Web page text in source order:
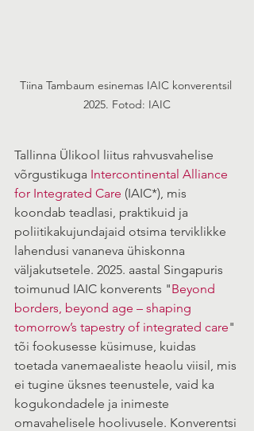
Tiina Tambaum esinemas IAIC konverentsil
2025. Fotod: IAIC
Tallinna Ülikool liitus rahvusvahelise
võrgustikuga Intercontinental Alliance
for Integrated Care (IAIC*), mis
koondab teadlasi, praktikuid ja
poliitikakujundajaid otsima terviklikke
lahendusi vananeva ühiskonna
väljakutsetele. 2025. aastal Singapuris
toimunud IAIC konverents "Beyond
borders, beyond age – shaping
tomorrow’s tapestry of integrated care"
tõi fookusesse küsimuse, kuidas
toetada vanemaealiste heaolu viisil, mis
ei tugine üksnes teenustele, vaid ka
kogukondadele ja inimeste
omavahelisele hoolivusele. Konverentsi